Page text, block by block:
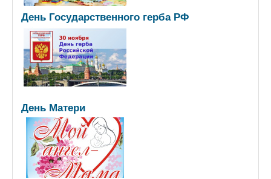
День Государственного герба РФ
День Матери